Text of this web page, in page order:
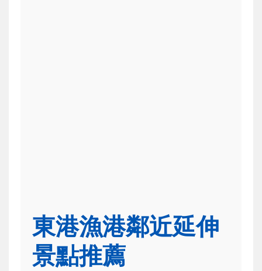
東港漁港鄰近延伸
景點推薦